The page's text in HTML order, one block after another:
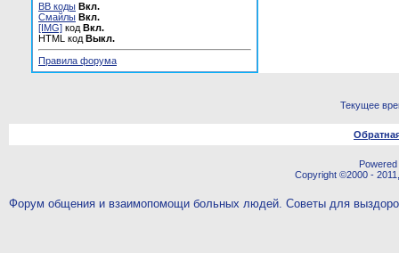
BB коды Вкл.
Смайлы Вкл.
[IMG] код Вкл.
HTML код Выкл.
Правила форума
Текущее
Copyright ©2000 -
Форум общения и взаимопомощи больных людей. Советы для